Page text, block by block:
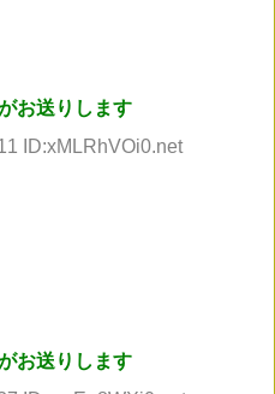
お送りします
ID:xMLRhVOi0.net
お送りします